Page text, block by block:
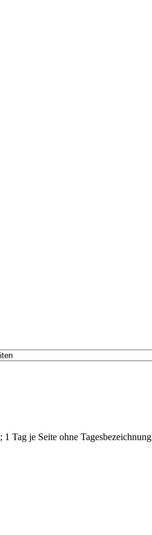
Tag je Seite ohne Tagesbezeichnung